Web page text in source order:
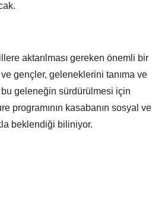
aktarılması gereken önemli bir
gençler, geleneklerini tanıma ve
bu geleneğin sürdürülmesi için
programının kasabanın sosyal ve
beklendiği biliniyor.